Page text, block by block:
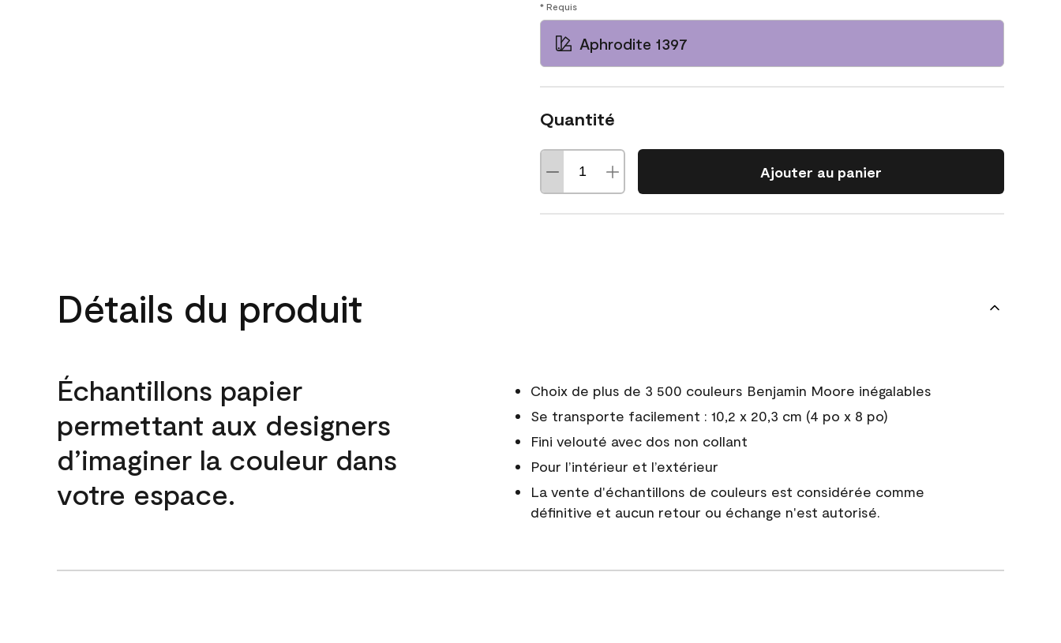
* Requis
Aphrodite 1397
Quantité
Ajouter au panier
Détails du produit
Échantillons papier
permettant aux designers
d’imaginer la couleur dans
votre espace.
Choix de plus de 3 500 couleurs Benjamin Moore inégalables
Se transporte facilement : 10,2 x 20,3 cm (4 po x 8 po)
Fini velouté avec dos non collant
Pour l’intérieur et l’extérieur
La vente d'échantillons de couleurs est considérée comme
définitive et aucun retour ou échange n'est autorisé.